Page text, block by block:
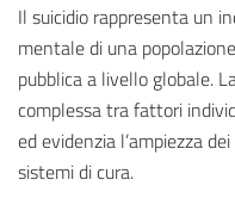
Il suicidio rappresenta un
mentale di una
pubblica a livello globale.
complessa tra fattori
ed evidenzia l’ampiezza
sistemi di cura.